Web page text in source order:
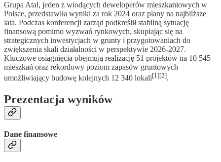
Grupa Atal, jeden z wiodących deweloperów mieszkaniowych w
Polsce, przedstawiła wyniki za rok 2024 oraz plany na najbliższe
lata. Podczas konferencji zarząd podkreślił stabilną sytuację
finansową pomimo wyzwań rynkowych, skupiając się na
strategicznych inwestycjach w grunty i przygotowaniach do
zwiększenia skali działalności w perspektywie 2026-2027.
Kluczowe osiągnięcia obejmują realizację 51 projektów na 10 545
mieszkań oraz rekordowy poziom zapasów gruntowych
umożliwiający budowę kolejnych 12 340 lokali[1][2].
Prezentacja wyników
Dane finansowe